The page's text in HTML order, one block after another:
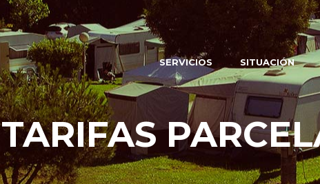
SERVICIOS SITUACIÓN
TARIFAS